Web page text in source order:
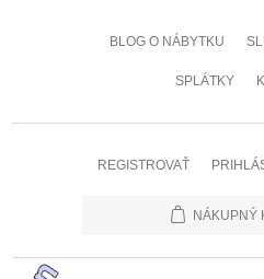
BLOG O NÁBYTKU
SPLÁTKY
REGISTROVAŤ
NÁKUPNÝ